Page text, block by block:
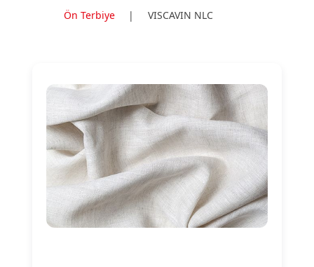
Ön Terbiye
| VISCAVIN NLC